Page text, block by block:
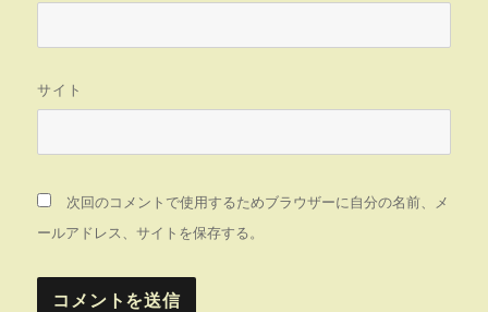
サイト
次回のコメントで使用するためブラウザーに自分の名前、メ
ールアドレス、サイトを保存する。